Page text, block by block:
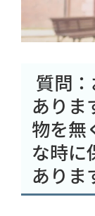
質問
ありま
物を無
な時に
ありま